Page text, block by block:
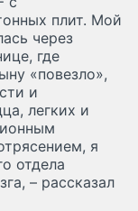
плит. Мой
через
где
«повезло»,
и
легких и
я
отдела
– рассказал